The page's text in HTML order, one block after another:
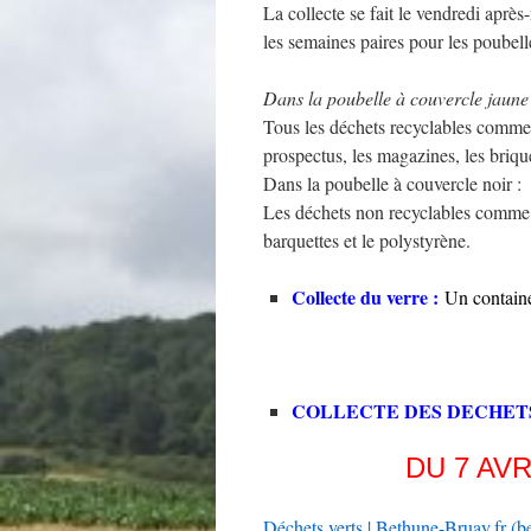
La collecte se fait le vendredi
les semaines paires pour les
Dans la poubelle à couvercle
Tous les déchets recyclables
prospectus, les magazines, les
Dans la poubelle à couvercle noir :
Les déchets non recyclables
barquettes et le polystyrène.
Collecte du verre : Un
COLLECTE DES
DU 7